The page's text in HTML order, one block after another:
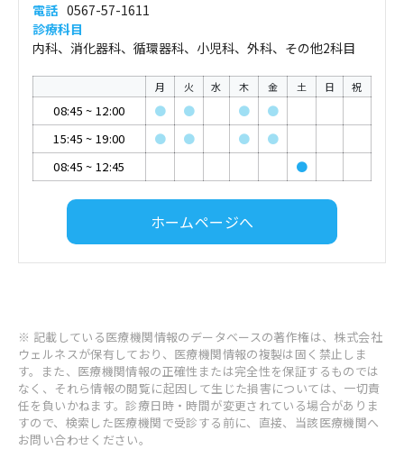
電話 0567-57-1611
診療科目
内科、消化器科、循環器科、小児科、外科、その他2科目
月 火 水 木 金 土 日 祝
08:45 ~ 12:00 ● ● ●
●
15:45 ~ 19:00 ● ● ●
●
08:45 ~ 12:45 ●
ホームページへ
※ 記載している医療機関情報のデータベースの著作権は、株式会社
ウェルネスが保有しており、医療機関情報の複製は固く禁止しま
す。また、医療機関情報の正確性または完全性を保証するものでは
なく、それら情報の閲覧に起因して生じた損害については、一切責
任を負いかねます。診療日時・時間が変更されている場合がありま
すので、検索した医療機関で受診する前に、直接、当該医療機関へ
お問い合わせください。